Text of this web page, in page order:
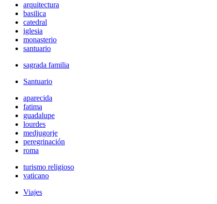
arquitectura
basilica
catedral
iglesia
monasterio
santuario
sagrada familia
Santuario
aparecida
fatima
guadalupe
lourdes
medjugorje
peregrinación
roma
turismo religioso
vaticano
Viajes